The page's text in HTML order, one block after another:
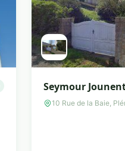
Seymour
10 Rue de la Baie,